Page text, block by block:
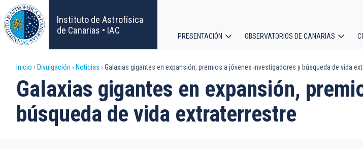
Pasar
al
contenido
principal
Instituto de Astrofísica
de Canarias • IAC
principal
PRESENTACIÓN OBSERVATORIOS DE CANARIAS
Sobrescribir
enlaces
de
Inicio Divulgación Noticias Galaxias gigantes en expansión, premios a jóvenes investigadores y búsqueda de vida
Galaxias gigantes en expansión,
búsqueda de vida extraterrestre